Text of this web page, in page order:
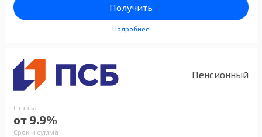
Получить
Подробнее
Пенсионный
Ставка
от 9.9%
Срок и сумма